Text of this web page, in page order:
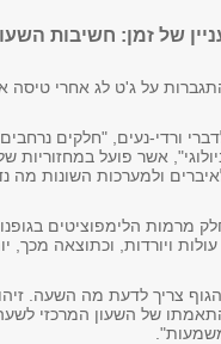
של זמן: חשיבות
על ג'ט לג אחרי טיסה
ורדי-נעים, "חלקים
ולמערכות השונות
מרמות הלימפוציטים
עולות ויורדות, וכתוצאה מכך,
צריך לדעת מה השעה.
של השעון המרכזי